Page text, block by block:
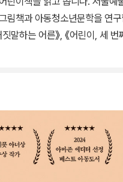
림책과 아동청소년문학을 연구
말하는 어른》, 《어린이, 세 번